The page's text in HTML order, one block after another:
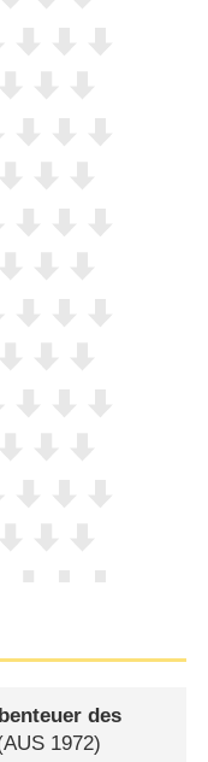
des
AUS 1972)